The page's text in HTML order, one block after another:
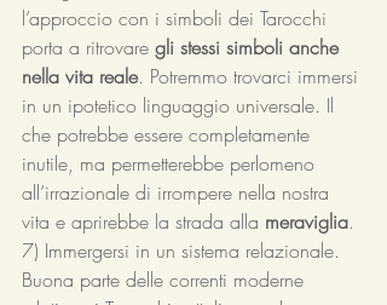
l’approccio con i simboli dei Tarocchi
porta a ritrovare gli stessi simboli anche
nella vita reale. Potremmo trovarci immersi
in un ipotetico linguaggio universale. Il
che potrebbe essere completamente
inutile, ma permetterebbe perlomeno
all’irrazionale di irrompere nella nostra
vita e aprirebbe la strada alla meraviglia.
7) Immergersi in un sistema relazionale.
Buona parte delle correnti moderne